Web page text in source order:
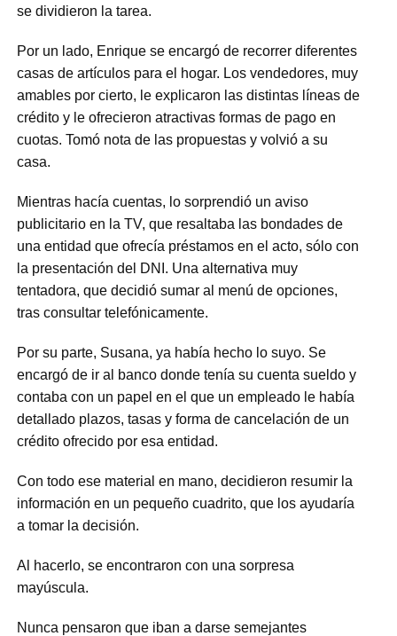
se dividieron la tarea.
Por un lado, Enrique se encargó de recorrer diferentes
casas de artículos para el hogar. Los vendedores, muy
amables por cierto, le explicaron las distintas líneas de
crédito y le ofrecieron atractivas formas de pago en
cuotas. Tomó nota de las propuestas y volvió a su
casa.
Mientras hacía cuentas, lo sorprendió un aviso
publicitario en la TV, que resaltaba las bondades de
una entidad que ofrecía préstamos en el acto, sólo con
la presentación del DNI. Una alternativa muy
tentadora, que decidió sumar al menú de opciones,
tras consultar telefónicamente.
Por su parte, Susana, ya había hecho lo suyo. Se
encargó de ir al banco donde tenía su cuenta sueldo y
contaba con un papel en el que un empleado le había
detallado plazos, tasas y forma de cancelación de un
crédito ofrecido por esa entidad.
Con todo ese material en mano, decidieron resumir la
información en un pequeño cuadrito, que los ayudaría
a tomar la decisión.
Al hacerlo, se encontraron con una sorpresa
mayúscula.
Nunca pensaron que iban a darse semejantes